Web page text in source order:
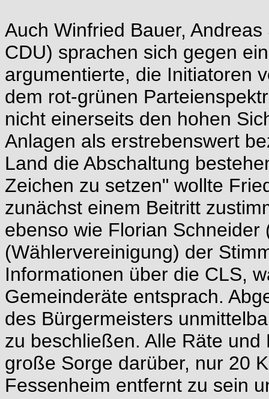
Auch Winfried Bauer,
CDU) sprachen sich gegen
argumentierte, die Initiatoren
dem rot-grünen
nicht einerseits den hohen
Anlagen als erstrebenswert
Land die Abschaltung
Zeichen zu setzen" wollte
zunächst einem Beitritt
ebenso wie Florian
(Wählervereinigung) der
Informationen über die CLS,
Gemeinderäte entsprach.
des Bürgermeisters
zu beschließen. Alle Räte
große Sorge darüber, nur 20
Fessenheim entfernt zu sein